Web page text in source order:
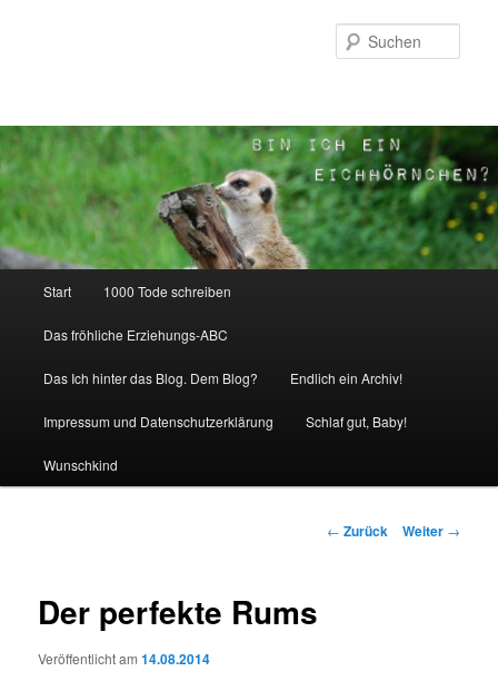
Start 1000 Tode schreiben
Das fröhliche Erziehungs-ABC
Das Ich hinter das Blog. Dem Blog? Endlich ein Archiv!
Impressum und Datenschutzerklärung Schlaf gut, Baby!
Wunschkind
Beitrags-
← Zurück Weiter →
Der perfekte Rums
Veröffentlicht am14.08.2014